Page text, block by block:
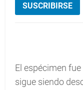
SUSCRIBIRSE
El espécimen
sigue siendo